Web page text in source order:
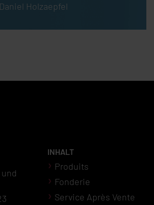
Holzaepfel
INHALT
Produits
Fonderie
Service Après Vente